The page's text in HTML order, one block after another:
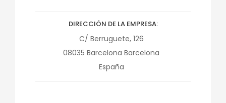
DIRECCIÓN DE LA EMPRESA
C/ Berruguete, 126
08035 Barcelona Barcelona
España